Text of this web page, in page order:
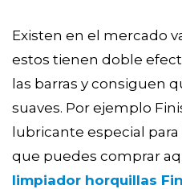
Existen en el mercado
estos tienen doble
las barras y consiguen
suaves. Por ejemplo
lubricante especial
que puedes comprar
limpiador horquillas